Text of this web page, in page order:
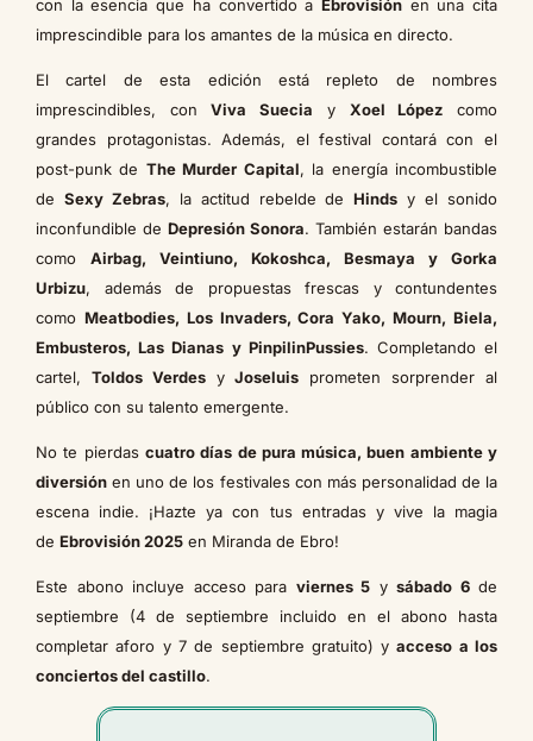
con la esencia que ha convertido a Ebrovisiónen una cita
imprescindible para los amantes de la música en directo.
El cartel de esta edición está repleto de nombres
imprescindibles, conViva Suecia y Xoel López como
grandes protagonistas. Además, el festival contará con el
post-punk de The Murder Capital, la energía incombustible
de Sexy Zebras, la actitud rebelde deHinds y el sonido
inconfundible de Depresión Sonora. También estarán bandas
como Airbag, Veintiuno, Kokoshca, Besmaya y Gorka
Urbizu, además de propuestas frescas y contundentes
como Meatbodies, Los Invaders, Cora Yako, Mourn, Biela,
Embusteros, Las Dianas y PinpilinPussies. Completando el
cartel, Toldos VerdesyJoseluis prometen sorprender al
público con su talento emergente.
No te pierdas cuatro días de pura música, buen ambiente y
diversión en uno de los festivales con más personalidad de la
escena indie. ¡Hazte ya con tus entradas y vive la magia
de Ebrovisión 2025 en Miranda de Ebro!
Este abono incluye acceso para viernes 5 y sábado 6de
septiembre (4 de septiembre incluido en el abono hasta
completar aforo y 7 de septiembre gratuito) yacceso a los
conciertos del castillo.